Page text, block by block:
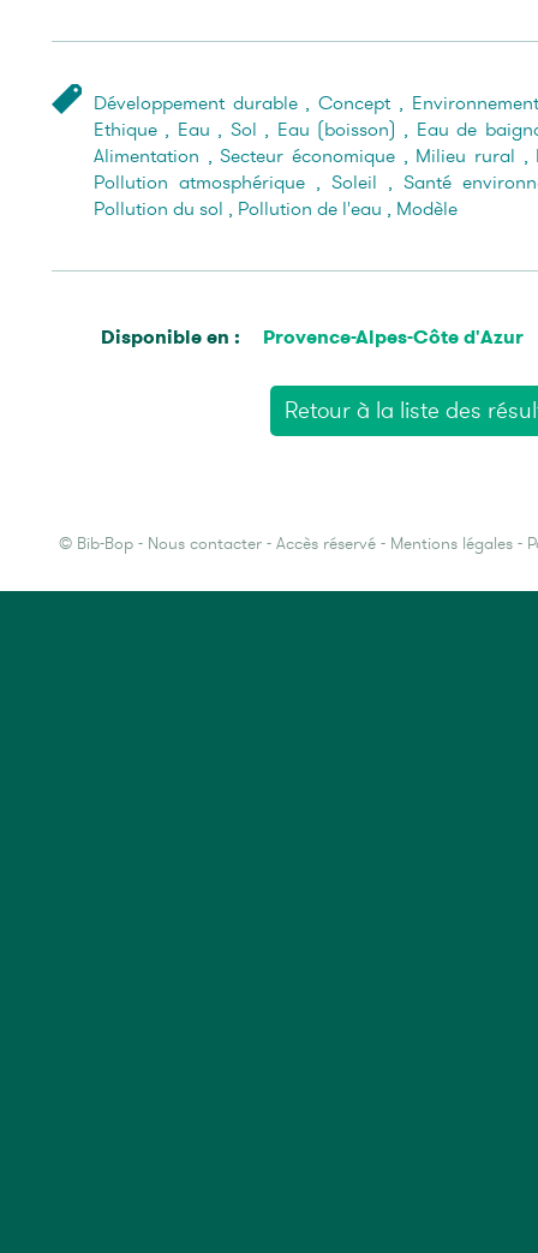
Développement durable,Concept, Environnement
Ethique, Eau , Sol , Eau (boisson) , Eau de
Alimentation ,Secteur économique, Milieu rural ,
Pollution atmosphérique, Soleil , Santé
Pollution du sol , Pollution de l'eau , Modèle
Disponible en : Provence-Alpes-Côte d'Azur
Retour à la liste des
© Bib-Bop - Nous contacter - Accès réservé - Mentions légales -